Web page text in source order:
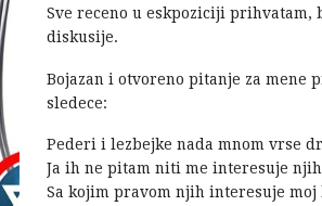
Sve receno u eskpoziciji prihvatam,
diskusije.
Bojazan i otvoreno pitanje za mene
sledece:
Pederi i lezbejke nada mnom vrse
Ja ih ne pitam niti me interesuje
Sa kojim pravom njih interesuje